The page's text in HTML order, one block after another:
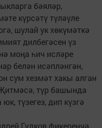
бәяләр,
күрсәтү түләүле
шулай ук хөкүмәткә
дилбегәсен үз
моңа һич исләре
белән исәпләнгән,
сум хезмәт хакы алган
түр башында
түзегез, дип күзгә